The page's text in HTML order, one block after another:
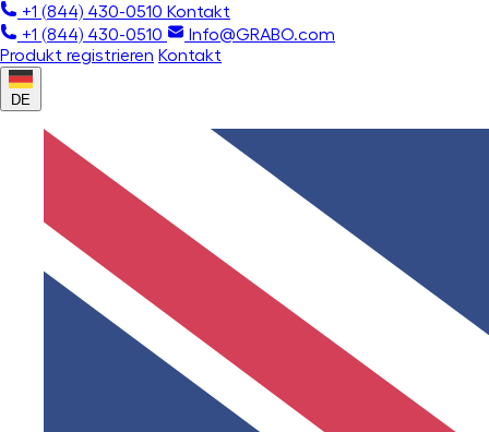
+1 (844) 430-0510 Kontakt
+1 (844) 430-0510
Info@GRABO.com
Produkt registrieren Kontakt
DE